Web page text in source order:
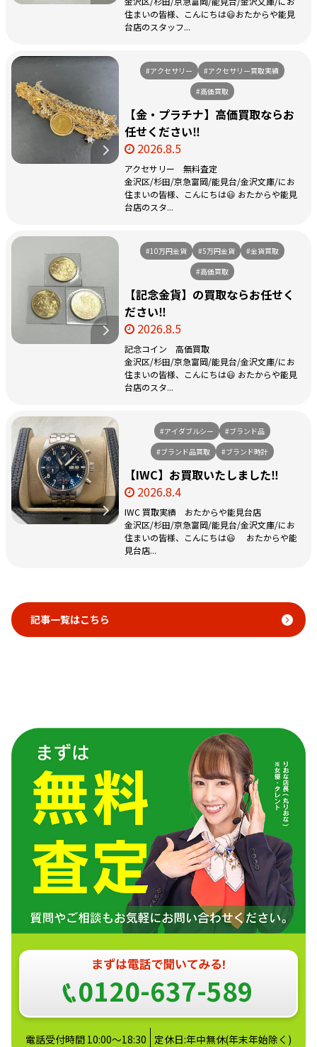
住まいの皆様、こんにちは😃おたからや能見
台店のスタッフ...
#アクセサリー
#アクセサリー買取実績
#高価買取
【金・プラチナ】高価買取ならお
任せください‼️
2026.8.5
アクセサリー 無料査定
金沢区/杉田/京急富岡/能見台/金沢文庫/にお
住まいの皆様、こんにちは😃 おたからや能見
台店のスタ...
#10万円金貨 #5万円金貨
#金貨買取
#高価買取
【記念金貨】の買取ならお任せく
ださい‼️
2026.8.5
記念コイン 高価買取
金沢区/杉田/京急富岡/能見台/金沢文庫/にお
住まいの皆様、こんにちは😃 おたからや能見
台店のスタ...
#アイダブルシー
#ブランド品
#ブランド品買取
#ブランド時計
【IWC】お買取いたしました‼️
2026.8.4
IWC 買取実績 おたからや能見台店
金沢区/杉田/京急富岡/能見台/金沢文庫/にお
住まいの皆様、こんにちは😃 おたからや能
見台店...
記事一覧はこちら
0120-637-589
電話受付時間 10:00～18:30 定休日:年中無休(年末年始除く)